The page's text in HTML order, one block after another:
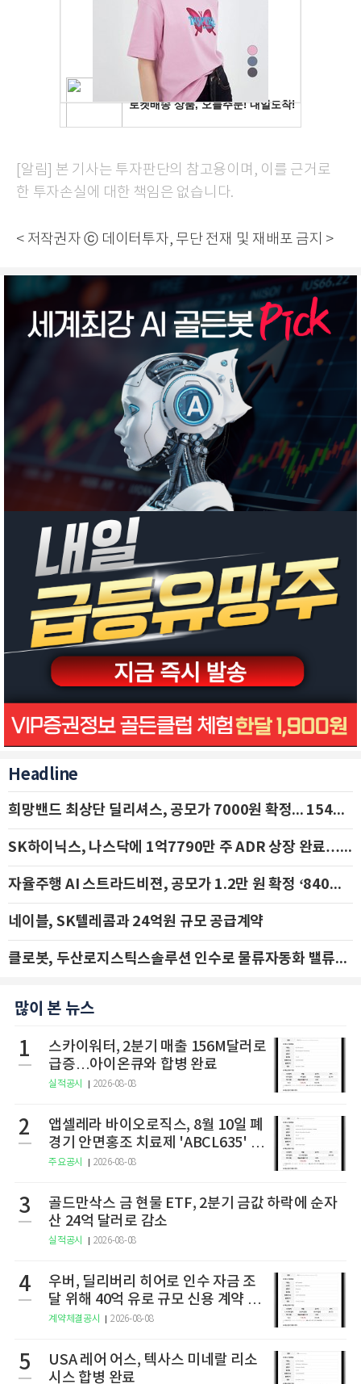
[알림] 본 기사는 투자판단의 참고용이며, 이를 근거로
한 투자손실에 대한 책임은 없습니다.
< 저작권자 ⓒ 데이터투자, 무단 전재 및 재배포 금지 >
Headline
희망밴드 최상단 딜리셔스, 공모가 7000원 확정... 154억 규모 IPO 돌입
SK하이닉스, 나스닥에 1억7790만 주 ADR 상장 완료…29일 국내 추가 상장
자율주행 AI 스트라드비젼, 공모가 1.2만 원 확정 ‘840억 수혈’
네이블, SK텔레콤과 24억원 규모 공급계약
클로봇, 두산로지스틱스솔루션 인수로 물류자동화 밸류체인 확장 추진 - IBK투자증권
많이 본 뉴스
1
스카이워터, 2분기 매출 156M달러로
급증…아이온큐와 합병 완료
실적공시 2026-08-08
2
앱셀레라 바이오로직스, 8월 10일 폐
경기 안면홍조 치료제 'ABCL635' 임
상 2상 결과 발표
주요공시 2026-08-08
3
골드만삭스 금 현물 ETF, 2분기 금값 하락에 순자
산 24억 달러로 감소
실적공시 2026-08-08
4
우버, 딜리버리 히어로 인수 자금 조
달 위해 40억 유로 규모 신용 계약 체
결
계약체결공시 2026-08-08
5
USA 레어 어스, 텍사스 미네랄 리소
시스 합병 완료